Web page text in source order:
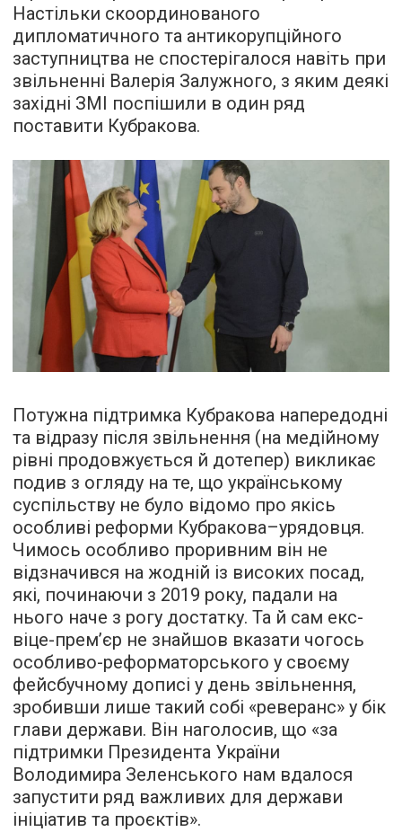
Настільки скоординованого
дипломатичного та антикорупційного
заступництва не спостерігалося навіть при
звільненні Валерія Залужного, з яким деякі
західні ЗМІ поспішили в один ряд
поставити Кубракова.
Потужна підтримка Кубракова напередодні
та відразу після звільнення (на медійному
рівні продовжується й дотепер) викликає
подив з огляду на те, що українському
суспільству не було відомо про якісь
особливі реформи Кубракова–урядовця.
Чимось особливо проривним він не
відзначився на жодній із високих посад,
які, починаючи з 2019 року, падали на
нього наче з рогу достатку. Та й сам екс-
віце-прем’єр не знайшов вказати чогось
особливо-реформаторського у своєму
фейсбучному дописі у день звільнення,
зробивши лише такий собі «реверанс» у бік
глави держави. Він наголосив, що «за
підтримки Президента України
Володимира Зеленського нам вдалося
запустити ряд важливих для держави
ініціатив та проєктів».